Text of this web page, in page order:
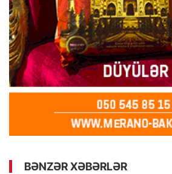
BƏNZƏR XƏBƏRLƏR